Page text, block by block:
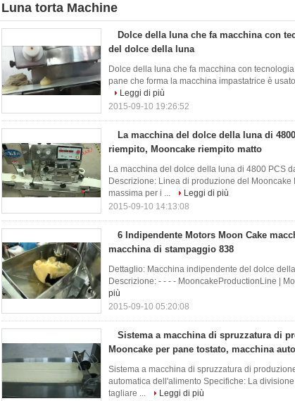
Luna torta Machine
Dolce della luna che fa macchina con
del dolce della luna
Dolce della luna che fa macchina con
pane che forma la macchina impastatrice è
Leggi di più
2015-09-10 19:26:52
La macchina del dolce della luna di
riempito, Mooncake riempito matto
La macchina del dolce della luna di 4800 PCS
Descrizione: Linea di produzione del
massima per i ...
Leggi di più
2015-09-10 14:13:08
6 Indipendente Motors Moon Cake
macchina di stampaggio 838
Dettaglio: Macchina indipendente del dolce
Descrizione: - - - - MooncakeProductionLine |
più
2015-09-10 05:20:08
Sistema a macchina di spruzzatura di
Mooncake per pane tostato, macchina
Sistema a macchina di spruzzatura di
automatica dell'alimento Specifiche: La
tagliare ...
Leggi di più